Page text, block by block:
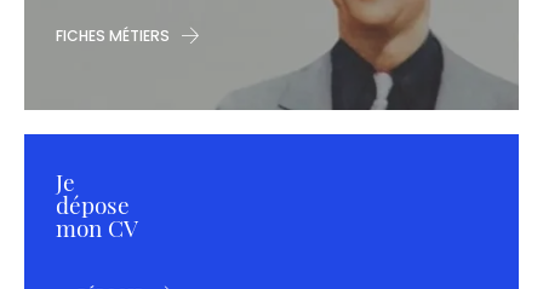
FICHES MÉTIERS
Je
dépose
mon CV